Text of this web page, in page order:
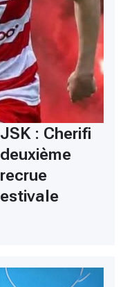
JSK : Cherifi
deuxième
recrue
estivale